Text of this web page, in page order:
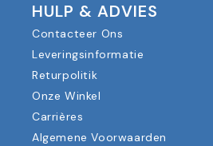
HULP & ADVIES
Contacteer Ons
Leveringsinformatie
Returpolitik
Onze Winkel
Carrières
Algemene Voorwaarden